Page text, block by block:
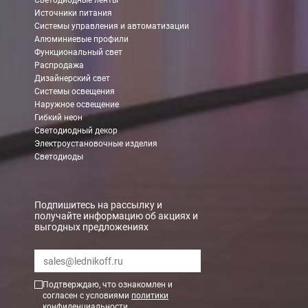
В Москве (внутри МКАД)
БЕСПЛАТНАЯ доставка при сумме заказа от 7000 руб.
При заказе менее 7000 руб. стоимость доставки 750 руб.
В Москве и МО (за МКАД)
При заказе от 7000 руб. стоимость доставки равна 30 руб.
При заказе менее 7000 руб. стоимость доставки 750 руб. +
БЕСПЛАТНАЯ доставка при сумме заказа от 7000 руб.
При заказе менее 7000 руб. стоимость доставки
Boxberry
Мы можем доставить ваши заказы сервисом компании
Источники питания
Системы управления и автоматизации
Алюминиевые профили
Функциональный свет
Распродажа
Дизайнерский свет
Системы освещения
Наружное освещение
Гибкий неон
Светодиодный декор
Электроустановочные изделия
Светодиоды
Подпишитесь на рассылку и
получайте информацию об акциях и
выгодных предложениях
Подтверждаю, что ознакомлен и
согласен с условиями политики